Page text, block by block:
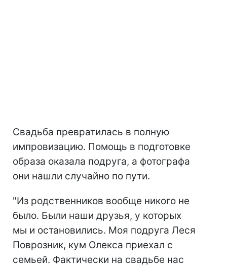
Свадьба превратилась в полную
импровизацию. Помощь в подготовке
образа оказала подруга, а фотографа
они нашли случайно по пути.
"Из родственников вообще никого не
было. Были наши друзья, у которых
мы и остановились. Моя подруга Леся
Поврозник, кум Олекса приехал с
семьей. Фактически на свадьбе нас